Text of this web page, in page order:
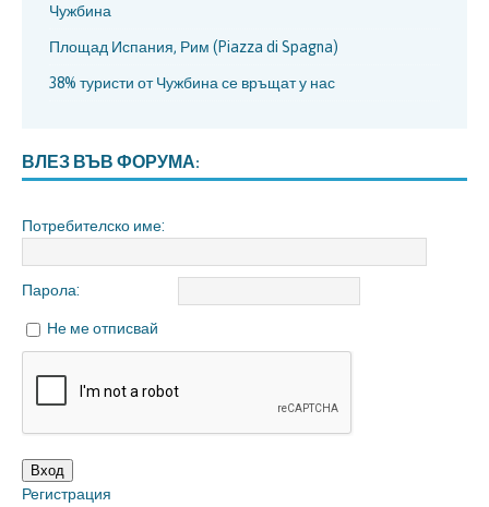
Чужбина
Площад Испания, Рим (Piazza di Spagna)
38% туристи от Чужбина се връщат у нас
ВЛЕЗ ВЪВ ФОРУМА:
Потребителско име:
Парола:
Не ме отписвай
Вход
Регистрация